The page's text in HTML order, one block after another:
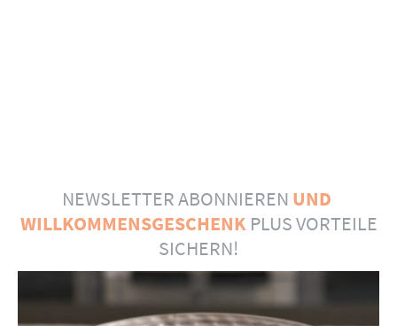
NEWSLETTER ABONNIEREN UND
WILLKOMMENSGESCHENK PLUS VORTEILE
SICHERN!